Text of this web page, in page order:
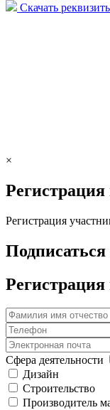
Скачать
×
Регистрация
Сфера деятельности
Дизайн
Строительство
Производитель